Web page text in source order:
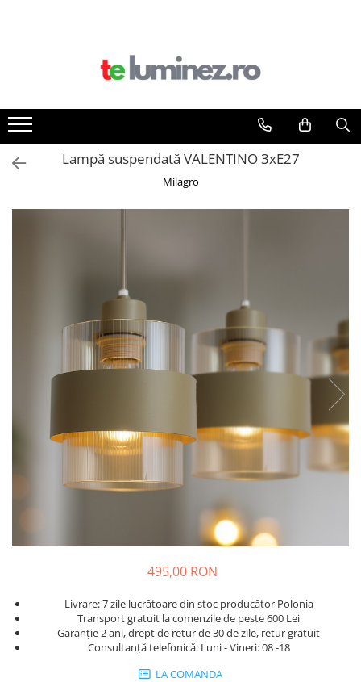
Lampă suspendată VALENTINO 3xE27
Milagro
495,00 RON
Livrare: 7 zile lucrătoare din stoc producător Polonia
Transport gratuit la comenzile de peste 600 Lei
Garanție 2 ani, drept de retur de 30 de zile, retur gratuit
Consultanță telefonică: Luni - Vineri: 08 -18
LA COMANDA